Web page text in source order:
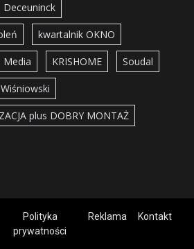
Deceuninck
kwartalnik OKNO
Media KRISHOME Soudal
Wiśniowski
plus DOBRY MONTAŻ
Polityka
prywatności
Reklama Kontakt